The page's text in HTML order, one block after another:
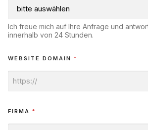
Ich freue mich auf Ihre Anfrage und
innerhalb von 24 Stunden.
WEBSITE DOMAIN *
FIRMA *